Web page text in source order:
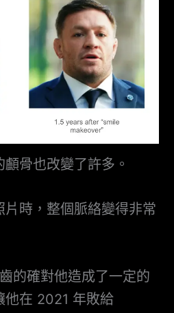
骨也改變了許多。
時，整個脈絡變得非常
的確對他造成了一定的
他在 2021 年敗給